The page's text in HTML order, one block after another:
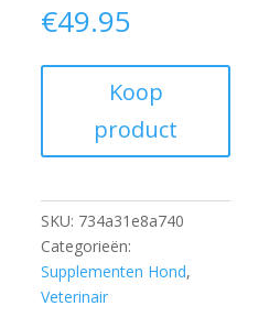
€49.95
Koop
product
SKU: 734a31e8a740
Categorieën:
Supplementen Hond,
Veterinair